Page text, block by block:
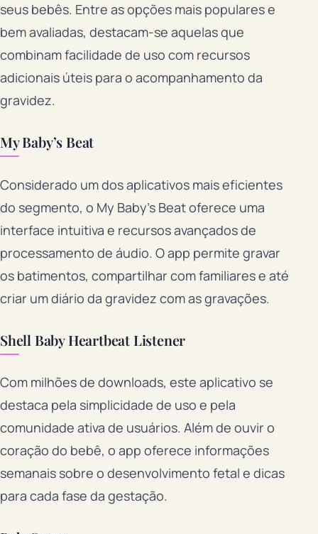
seus bebês. Entre as opções mais populares e
bem avaliadas, destacam-se aquelas que
combinam facilidade de uso com recursos
adicionais úteis para o acompanhamento da
gravidez.
My Baby’s Beat
Considerado um dos aplicativos mais eficientes
do segmento, o My Baby’s Beat oferece uma
interface intuitiva e recursos avançados de
processamento de áudio. O app permite gravar
os batimentos, compartilhar com familiares e até
criar um diário da gravidez com as gravações.
Shell Baby Heartbeat Listener
Com milhões de downloads, este aplicativo se
destaca pela simplicidade de uso e pela
comunidade ativa de usuários. Além de ouvir o
coração do bebê, o app oferece informações
semanais sobre o desenvolvimento fetal e dicas
para cada fase da gestação.